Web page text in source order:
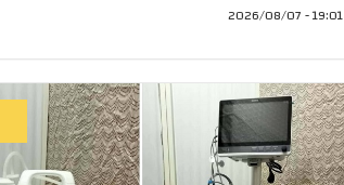
19:01 - 2026/08/07